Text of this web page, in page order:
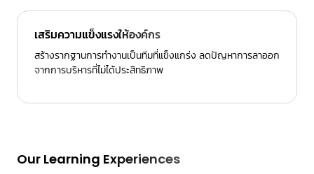
เสริมความแข็งแรงให้องค์กร
สร้างรากฐานการทำงานเป็นทีมที่แข็งแกร่ง ลดปัญหาการลาออก
จากการบริหารที่ไม่ได้ประสิทธิภาพ
Our Learning Experiences